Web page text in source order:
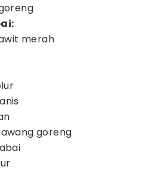
merah
goreng